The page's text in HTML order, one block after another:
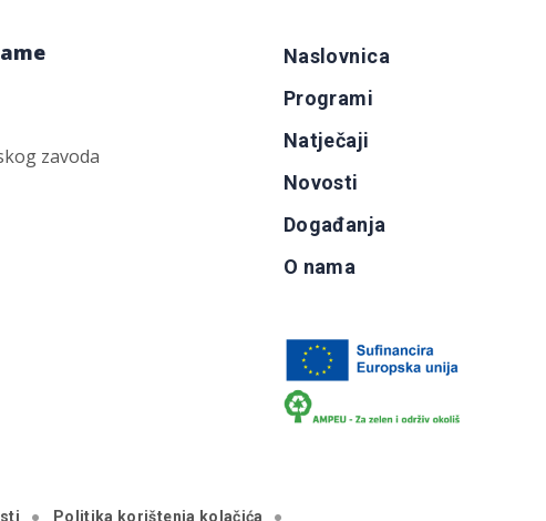
zavoda
Naslovnica
Programi
Natječaji
Novosti
Događanja
O nama
Politika korištenja kolačića